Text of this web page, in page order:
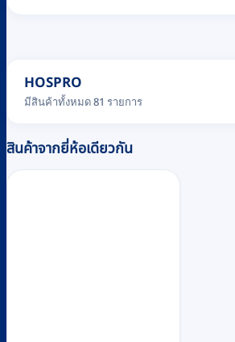
HOSPRO
มีสินค้าทั้งหมด 81 รายการ
สินค้าจากยี่ห้อเดียวกัน